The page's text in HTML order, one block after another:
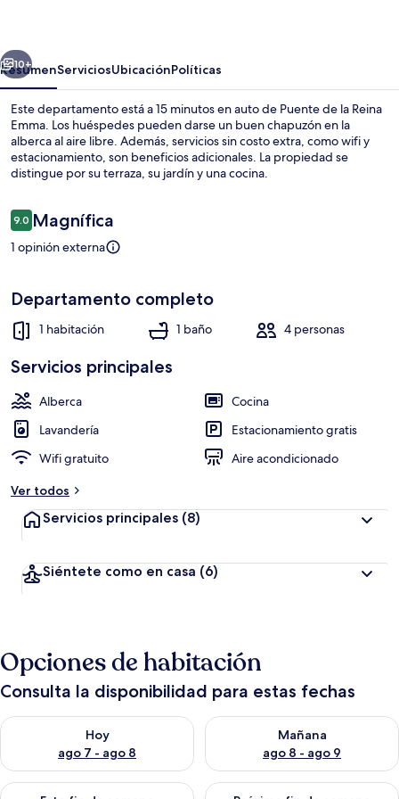
Resort
Siguiente
10+
ResumenServiciosUbicaciónPolíticas
Este departamento está a 15 minutos en auto de Puente de la Reina
Emma. Los huéspedes pueden darse un buen chapuzón en la
alberca al aire libre. Además, servicios sin costo extra, como wifi y
estacionamiento, son beneficios adicionales. La propiedad se
distingue por su terraza, su jardín y una cocina.
Opiniones
9.09.0 de 10,
Magnífica
1 opinión externa
Departamento completo
1 habitación 1 baño 4 personas
Servicios principales
Alberca
Cocina
Lavandería
Estacionamiento gratis
Wifi gratuito
Aire acondicionado
Ver todos
Servicios principales (8)
Siéntete como en casa (6)
Opciones de habitación
Consulta la disponibilidad para estas fechas
Hoy
ago 7 - ago 8
Consulta la disponibilidad para hoy ago 7 - ago 8
Mañana
ago 8 - ago 9
Consulta la disponibilidad
Consulta la disponibilidad para este fin de semana ago 7 -
Consulta la disponibilidad